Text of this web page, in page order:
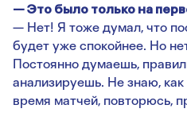
— Это было только на
— Нет! Я тоже думал, что
будет уже спокойнее. Но
Постоянно думаешь,
анализируешь. Не знаю,
время матчей, повторюсь,